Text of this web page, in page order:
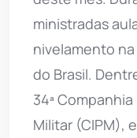
ministradas
nivelamento
do Brasil.
34ª
Militar (CIPM),